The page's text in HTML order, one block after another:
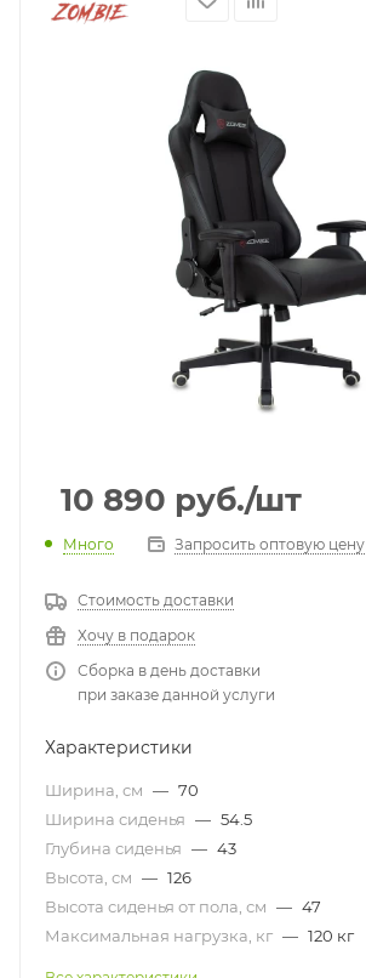
10 890 руб./шт
Много Запросить оптовую цену
Стоимость доставки
Хочу в подарок
Сборка в день доставки
при заказе данной услуги
Характеристики
Ширина, см — 70
Ширина сиденья — 54.5
Глубина сиденья — 43
Высота, см — 126
Высота сиденья от пола, см — 47
Максимальная нагрузка, кг — 120 кг